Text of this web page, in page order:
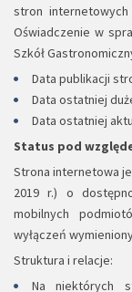
stron
Oświadczenie w
Szkół
Data publikacji
Data ostatniej
Data ostatniej
Status pod
Strona internetowa
2019 r.) o
mobilnych
wyłączeń
Struktura i relacje:
Na niektórych